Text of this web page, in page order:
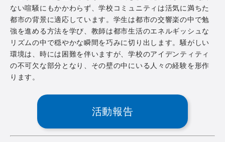
ない喧騒にもかかわらず、学校コミュニティは活気に満ちた
都市の背景に適応しています。学生は都市の交響楽の中で勉
強を進める方法を学び、教師は都市生活のエネルギッシュな
リズムの中で穏やかな瞬間を巧みに切り出します。騒がしい
環境は、時には困難を伴いますが、学校のアイデンティティ
の不可欠な部分となり、その壁の中にいる人々の経験を形作
ります。
活動報告